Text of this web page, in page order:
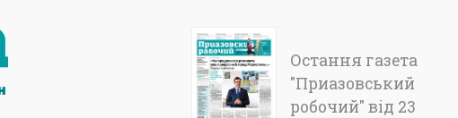
Остання газета
"Приазовський
робочий" від 23